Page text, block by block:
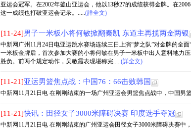
亚运会冠军。在2002年釜山亚运会，他以13秒27的成绩获得金牌。在
这一成绩也打破亚运会记录。.....(詳全文)
[11-24]男子一米板小将何敏掀翻秦凯 东道主再揽两金两银
中新网广州11月24日电亚运跳水赛场连续三日上演“梦之队”对金牌的全
一米板金牌后，首次参加大赛的小将何敏在男子一米板中出人意料地力
胜负。前两个规定动作，吴敏霞表现堪称完.....(詳全文)
[11-21]亚运男篮焦点战：中国76：66击败韩国
中新网11月21日电 在刚刚结束的一场广州亚运会男篮焦点战中，中国男
[11-21]快讯：田径女子3000米障碍决赛 印度选手夺冠
中新网11月21日电 在刚刚结束的广州亚运会田径女子3000米障碍决赛中